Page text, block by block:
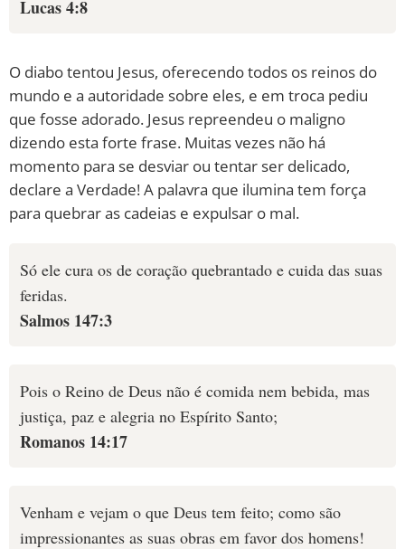
Lucas 4:8
O diabo tentou Jesus, oferecendo todos os reinos do
mundo e a autoridade sobre eles, e em troca pediu
que fosse adorado. Jesus repreendeu o maligno
dizendo esta forte frase. Muitas vezes não há
momento para se desviar ou tentar ser delicado,
declare a Verdade! A palavra que ilumina tem força
para quebrar as cadeias e expulsar o mal.
Só ele cura os de coração quebrantado e cuida das suas
feridas.
Salmos 147:3
Pois o Reino de Deus não é comida nem bebida, mas
justiça, paz e alegria no Espírito Santo;
Romanos 14:17
Venham e vejam o que Deus tem feito; como são
impressionantes as suas obras em favor dos homens!